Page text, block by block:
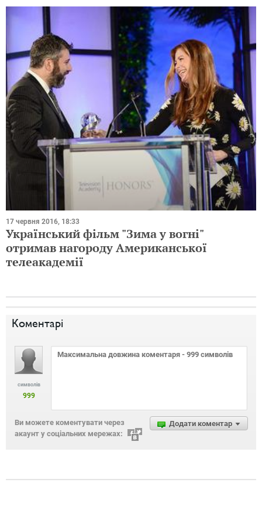
17 червня 2016, 18:33
Український фільм "Зима у вогні"
отримав нагороду Американської
телеакадемії
Коментарі
символів
999
Додати коментар
Ви можете коментувати через
акаунт у соціальних мережах: